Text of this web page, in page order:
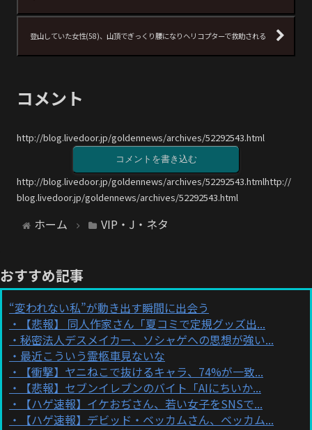
登山していた女性(58)、山頂でぎっくり腰になりヘリコプターで救助される
コメント
http://blog.livedoor.jp/goldennews/archives/52292543.html
コメントを書き込む
http://blog.livedoor.jp/goldennews/archives/52292543.htmlhttp://
blog.livedoor.jp/goldennews/archives/52292543.html
ホーム VIP・J・ネタ
おすすめ記事
“変われない私”が動き出す瞬間に出会う
【悲報】 同人作家さん「夏コミで定規グッズ出...
秘密法人デスメイカー、ソシャゲへの思想が強い...
最近こういう霊柩車見ないな
【衝撃】ヤニねこで抜けるキャラ、74%が一致...
【悲報】セブンイレブンのバイト「AIにちいか...
【ハゲ速報】イケおぢさん、若い女子をSNSで...
【ハゲ速報】デビッド・ベッカムさん、ベッカム...